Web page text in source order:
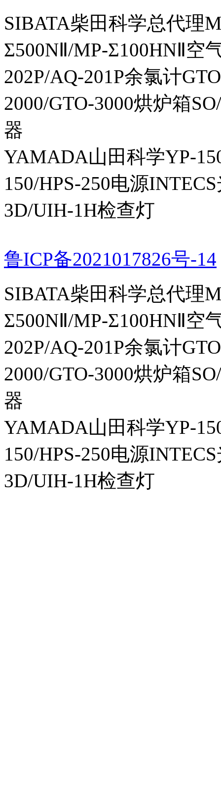
SIBATA柴田科学总代理
Σ500NⅡ/MP-Σ100HNⅡ空
202P/AQ-201P余氯计
2000/GTO-3000烘炉箱
器
YAMADA山田科学YP-
150/HPS-250电源
3D/UIH-1H检查灯
鲁ICP备2021017826号-14
SIBATA柴田科学总代理
Σ500NⅡ/MP-Σ100HNⅡ空
202P/AQ-201P余氯计
2000/GTO-3000烘炉箱
器
YAMADA山田科学YP-
150/HPS-250电源
3D/UIH-1H检查灯